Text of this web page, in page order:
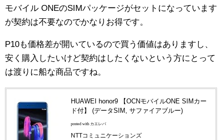
モバイル ONEのSIMパッケージがセットになっています
が契約は不要なのでかなりお得です。
P10も価格差が開いているので買う価値はありますし、
安く購入したいけど契約はしたくないという方にとって
は渡りに船な商品ですね。
HUAWEI honor9 【OCNモバイルONE SIMカー
ド付】 (データSIM, サファイアブルー)
posted with カエレバ
NTTコミュニケーションズ